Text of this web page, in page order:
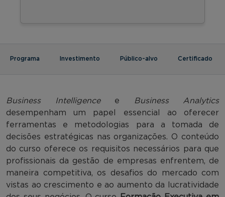
Programa Investimento Público-alvo Certificado
Business Intelligence e Business Analytics
desempenham um papel essencial ao oferecer
ferramentas e metodologias para a tomada de
decisões estratégicas nas organizações. O conteúdo
do curso oferece os requisitos necessários para que
profissionais da gestão de empresas enfrentem, de
maneira competitiva, os desafios do mercado com
vistas ao crescimento e ao aumento da lucratividade